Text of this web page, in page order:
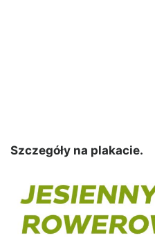
Szczegóły na plakacie.